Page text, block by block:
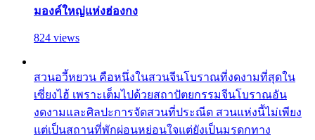
มองค์ใหญ่แห่งฮ่องกง
824 views
สวนอวี้หยวน คือหนึ่งในสวนจีนโบราณที่งดงามที่สุดใน
เซี่ยงไฮ้ เพราะเต็มไปด้วยสถาปัตยกรรมจีนโบราณอัน
งดงามและศิลปะการจัดสวนที่ประณีต สวนแห่งนี้ไม่เพียง
แต่เป็นสถานที่พักผ่อนหย่อนใจแต่ยังเป็นมรดกทาง